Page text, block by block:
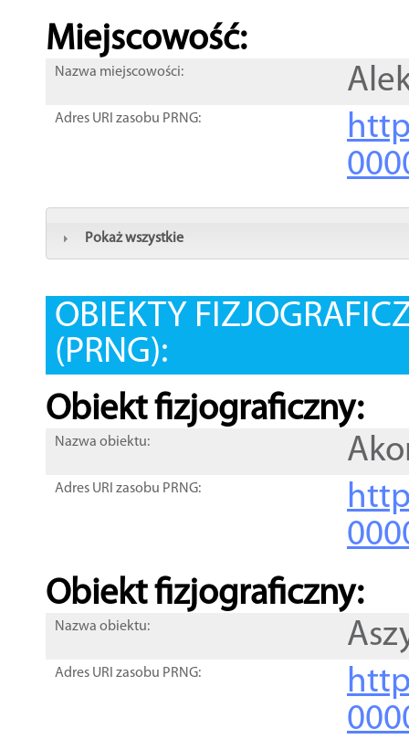
Miejscowość:
Nazwa miejscowości:
Adres URI zasobu PRNG:
Pokaż wszystkie
OBIEKTY
(PRNG):
Obiekt fizjograficzny:
Nazwa obiektu:
Adres URI zasobu PRNG:
Obiekt fizjograficzny:
Nazwa obiektu:
Adres URI zasobu PRNG: